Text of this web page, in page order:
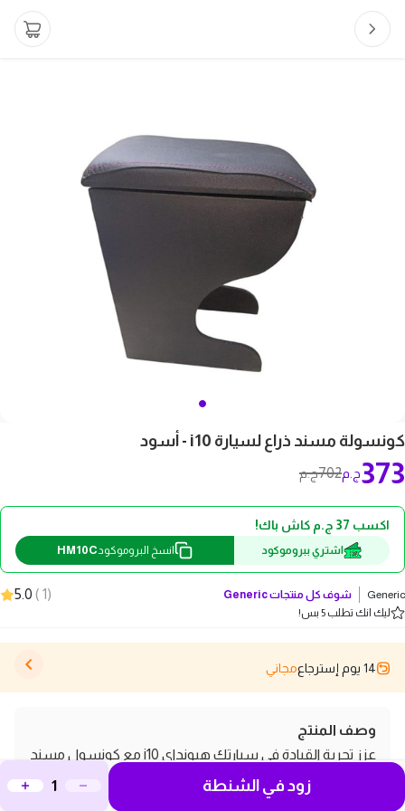
كونسولة مسند ذراع لسيارة i10 - أسود
702ج.م 373ج.م
اكسب 37 ج.م كاش باك!
اشتري ببروموكود انسخ البروموكود HM10C
Generic شوف كل منتجاتGeneric
(
1
)
5.0
ليك انك تطلب 5 بس!
14 يوم إسترجاع مجاني
وصف المنتج
عزز تجربة القيادة في سيارتك هيونداي i10 مع كونسول مسند
الذراع الأنيق باللون الأسود. يوفر هذا المسند راحة إضافية
زود في الشنطة